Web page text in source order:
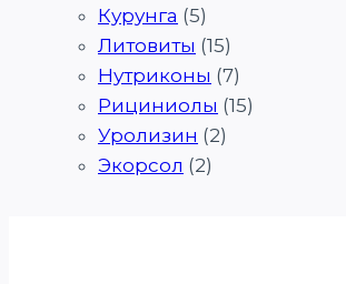
Курунга (5)
Литовиты (15)
Нутриконы (7)
Рициниолы (15)
Уролизин (2)
Экорсол (2)